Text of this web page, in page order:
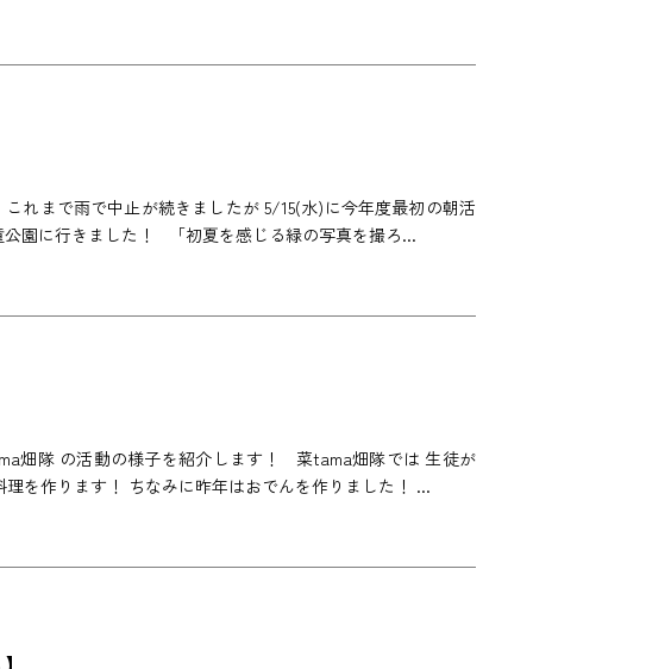
まで雨で中止が続きましたが 5/15(水)に今年度最初の朝活
園に行きました！ 「初夏を感じる緑の写真を撮ろ...
隊 の活動の様子を紹介します！ 菜tama畑隊では 生徒が
を作ります！ ちなみに昨年はおでんを作りました！ ...